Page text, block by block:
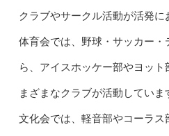
クラブやサークル活動が活発に
体育会では、野球・サッカー
ら、アイスホッケー部やヨッ
まざまなクラブが活動していま
文化会では、軽音部やコーラス